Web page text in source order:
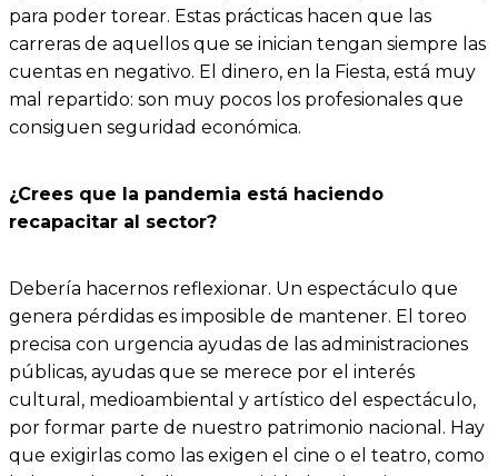
para poder torear. Estas prácticas hacen que las
carreras de aquellos que se inician tengan siempre las
cuentas en negativo. El dinero, en la Fiesta, está muy
mal repartido: son muy pocos los profesionales que
consiguen seguridad económica.
¿Crees que la pandemia está haciendo
recapacitar al sector?
Debería hacernos reflexionar. Un espectáculo que
genera pérdidas es imposible de mantener. El toreo
precisa con urgencia ayudas de las administraciones
públicas, ayudas que se merece por el interés
cultural, medioambiental y artístico del espectáculo,
por formar parte de nuestro patrimonio nacional. Hay
que exigirlas como las exigen el cine o el teatro, como